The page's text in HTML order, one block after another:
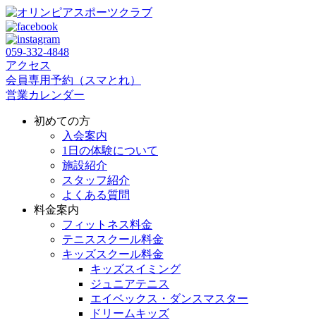
059‐332‐4848
アクセス
会員専用予約（スマとれ）
営業カレンダー
初めての方
入会案内
1日の体験について
施設紹介
スタッフ紹介
よくある質問
料金案内
フィットネス料金
テニススクール料金
キッズスクール料金
キッズスイミング
ジュニアテニス
エイベックス・ダンスマスター
ドリームキッズ